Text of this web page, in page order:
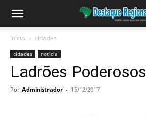
Início cidades
cidades noticia
Ladrões Poderosos
Por Administrador - 15/12/2017